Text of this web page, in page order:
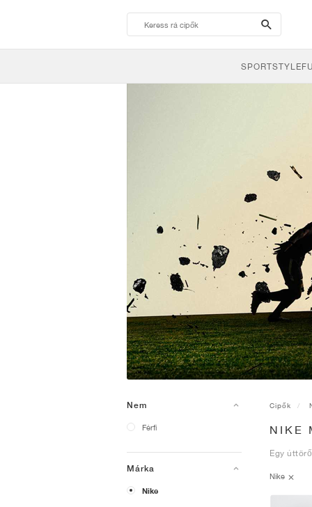
search-
btn
SPORTSTYLE
Nem
Férfi
Márka
Nike
Cipők
NIKE
Egy
Nike